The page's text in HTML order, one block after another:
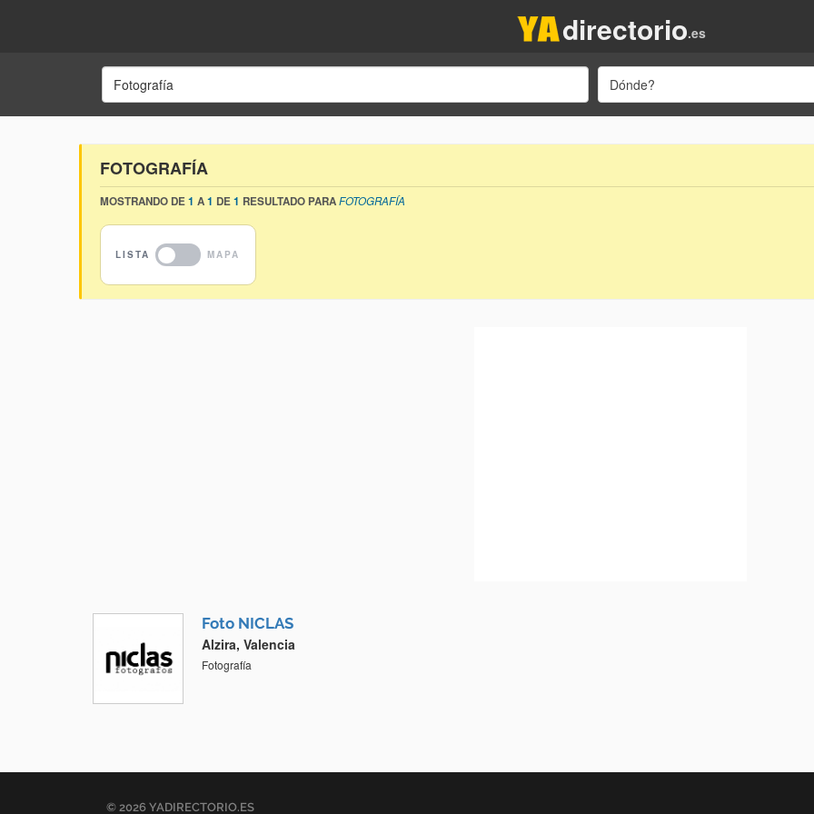
.es
directorio
Dónde?
FOTOGRAFÍA
MOSTRANDO DE1 A1 DE1 RESULTADO PARAFOTOGRAFÍA
Foto NICLAS
Alzira, Valencia
Fotografía
© 2026 YADIRECTORIO.ES